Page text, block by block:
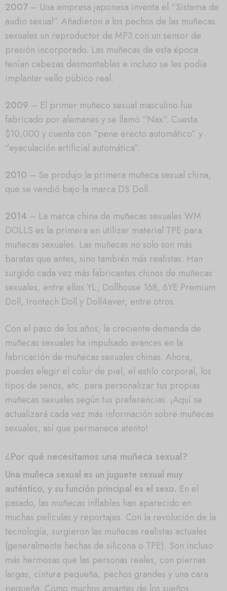
2007 – Una empresa japonesa inventa el “Sistema de
audio sexual”. Añadieron a los pechos de las muñecas
sexuales un reproductor de MP3 con un sensor de
presión incorporado. Las muñecas de esta época
tenían cabezas desmontables e incluso se les podía
implantar vello púbico real.
2009 – El primer muñeco sexual masculino fue
fabricado por alemanes y se llamó “Nax”. Cuesta
$10,000 y cuenta con “pene erecto automático” y
“eyaculación artificial automática”.
2010 – Se produjo la primera muñeca sexual china,
que se vendió bajo la marca DS Doll.
2014 – La marca china de muñecas sexuales WM
DOLLS es la primera en utilizar material TPE para
muñecas sexuales. Las muñecas no solo son más
baratas que antes, sino también más realistas. Han
surgido cada vez más fabricantes chinos de muñecas
sexuales, entre ellos YL, Dollhouse 168, 6YE Premium
Doll, Irontech Doll y Doll4ever, entre otros.
Con el paso de los años, la creciente demanda de
muñecas sexuales ha impulsado avances en la
fabricación de muñecas sexuales chinas. Ahora,
puedes elegir el color de piel, el estilo corporal, los
tipos de senos, etc. para personalizar tus propias
muñecas sexuales según tus preferencias. ¡Aquí se
actualizará cada vez más información sobre muñecas
sexuales, así que permanece atento!
¿Por qué necesitamos una muñeca sexual?
Una muñeca sexual es un juguete sexual muy
auténtico, y su función principal es el sexo. En el
pasado, las muñecas inflables han aparecido en
muchas películas y reportajes. Con la revolución de la
tecnología, surgieron las muñecas realistas actuales
(generalmente hechas de silicona o TPE). Son incluso
más hermosas que las personas reales, con piernas
largas, cintura pequeña, pechos grandes y una cara
pequeña. Como muchos amantes de los sueños